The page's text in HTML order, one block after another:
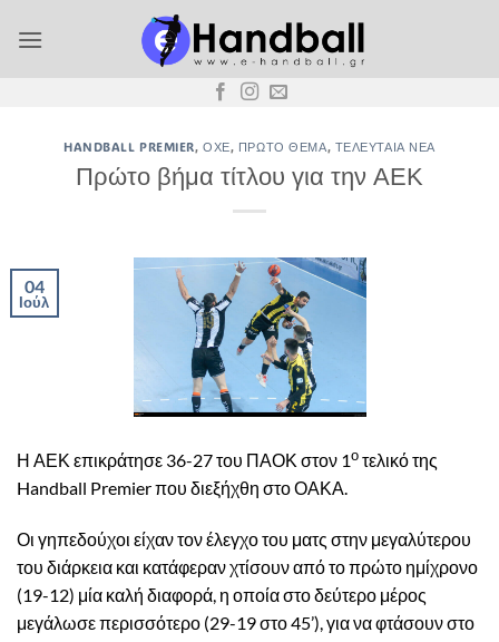
στο
HANDBALL PREMIER,ΟΧΕ, ΠΡΏΤΟ ΘΈΜΑ, ΤΕΛΕΥΤΑΊΑ ΝΈΑ
Πρώτο βήμα τίτλου για την ΑΕΚ
04
Ιούλ
Η ΑΕΚ επικράτησε 36-27 του ΠΑΟΚ στον 1οτελικό της
Handball Premier που διεξήχθη στο ΟΑΚΑ.
Οι γηπεδούχοι είχαν τον έλεγχο του ματς στην μεγαλύτερου
του διάρκεια και κατάφεραν χτίσουν από το πρώτο ημίχρονο
(19-12) μία καλή διαφορά, η οποία στο δεύτερο μέρος
μεγάλωσε περισσότερο (29-19 στο 45’), για να φτάσουν στο